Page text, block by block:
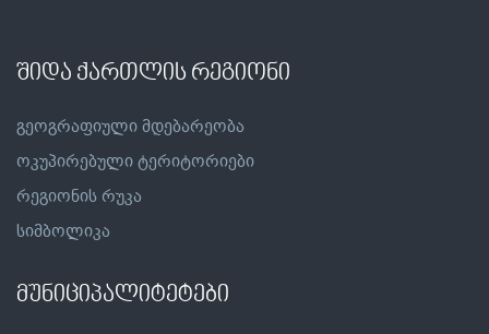
შიდა ქართლის რეგიონი
გეოგრაფიული მდებარეობა
ოკუპირებული ტერიტორიები
რეგიონის რუკა
სიმბოლიკა
მუნიციპალიტეტები